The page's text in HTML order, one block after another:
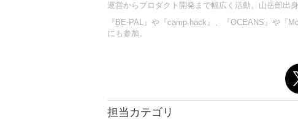
運営からプロダクト開発まで幅広く活動。山岳部出
『BE-PAL』や『camp hack』、『OCEANS』や『
にも参加。
担当カテゴリ